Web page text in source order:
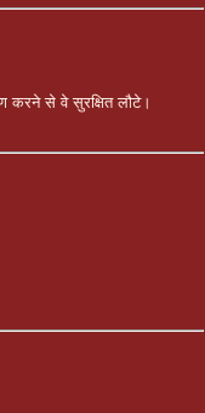
करने से वे सुरक्षित लौटे।